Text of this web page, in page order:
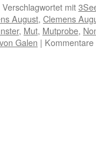
Verschlagwortet mit
August, Clemens
, Mut, Mutprobe,
von Galen |